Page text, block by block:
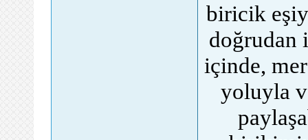
biricik
doğrudan
içinde,
yoluyla